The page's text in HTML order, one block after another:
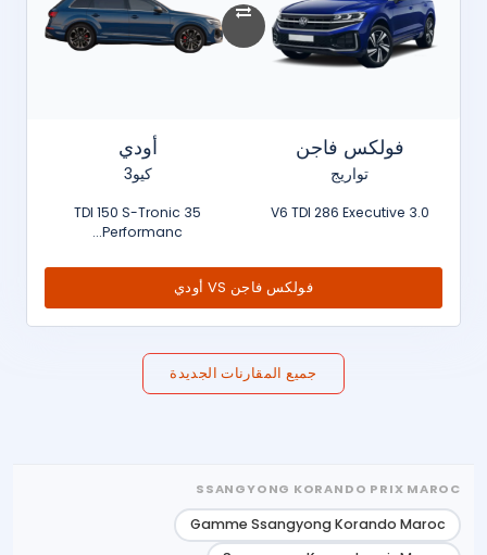
فولكس فاجن
تواريج
3.0 V6 TDI 286 Executive
أودي
كيو3
35 TDI 150 S-Tronic
Performanc...
فولكس فاجن VS أودي
جميع المقارنات الجديدة
SSANGYONG KORANDO PRIX MAROC
Gamme Ssangyong Korando Maroc